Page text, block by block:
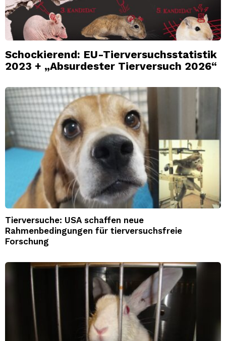
Schockierend: EU-Tierversuchsstatistik
2023 + „Absurdester Tierversuch 2026“
Tierversuche: USA schaffen neue
Rahmenbedingungen für tierversuchsfreie
Forschung